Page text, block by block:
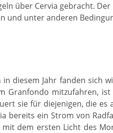
über Cervia gebracht.
und unter anderen
in diesem Jahr fanden sich
Granfondo mitzufahren,
sie für diejenigen, die es
bereits ein Strom von
dem ersten Licht des